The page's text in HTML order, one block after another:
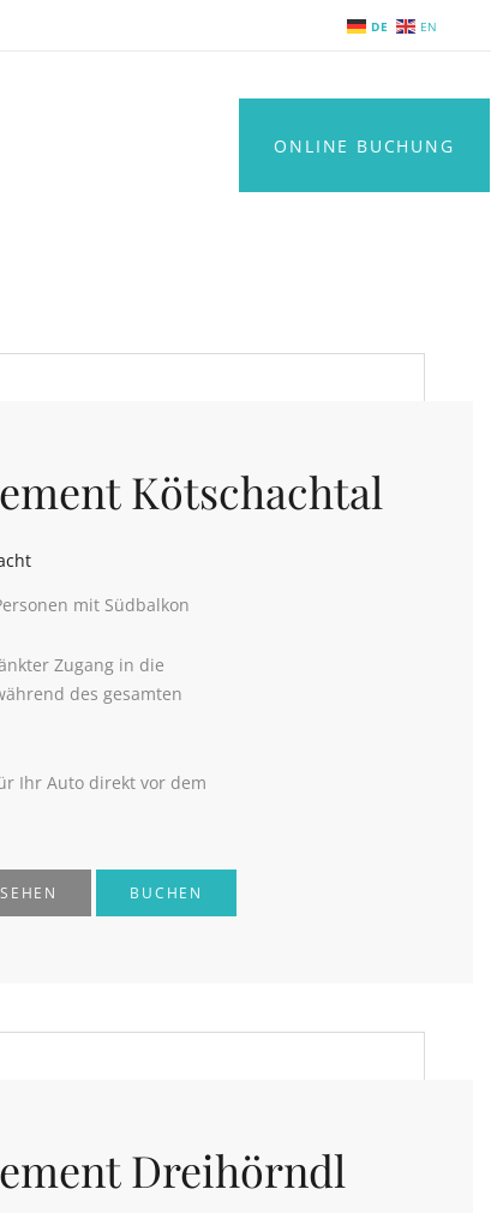
DE EN
ONLINE BUCHUNG
Kötschachtal
mit Südbalkon
Zugang in die
des gesamten
Ihr Auto direkt vor dem
BUCHEN
Dreihörndl